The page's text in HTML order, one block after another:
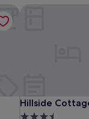
Hillside
Hillside